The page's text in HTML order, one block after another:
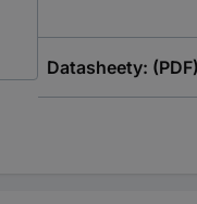
Datasheety: (PDF)